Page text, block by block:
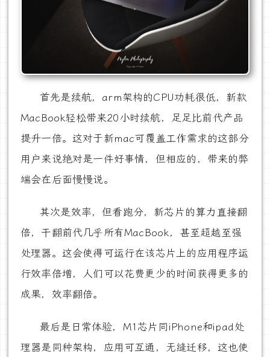
首先是续航，arm架构的CPU功耗很低，新款
MacBook轻松带来20小时续航，足足比前代产品
提升一倍。这对于新mac可覆盖工作需求的这部分
用户来说绝对是一件好事情，但相应的，带来的弊
端会在后面慢慢说。
其次是效率，但看跑分，新芯片的算力直接翻
倍，干翻前代几乎所有MacBook，甚至超越至强
处理器。这会使得可运行在该芯片上的应用程序运
行效率倍增，人们可以花费更少的时间获得更多的
成果，效率翻倍。
最后是日常体验，M1芯片同iPhone和ipad处
理器是同种架构，应用可互通，无缝迁移，这也使